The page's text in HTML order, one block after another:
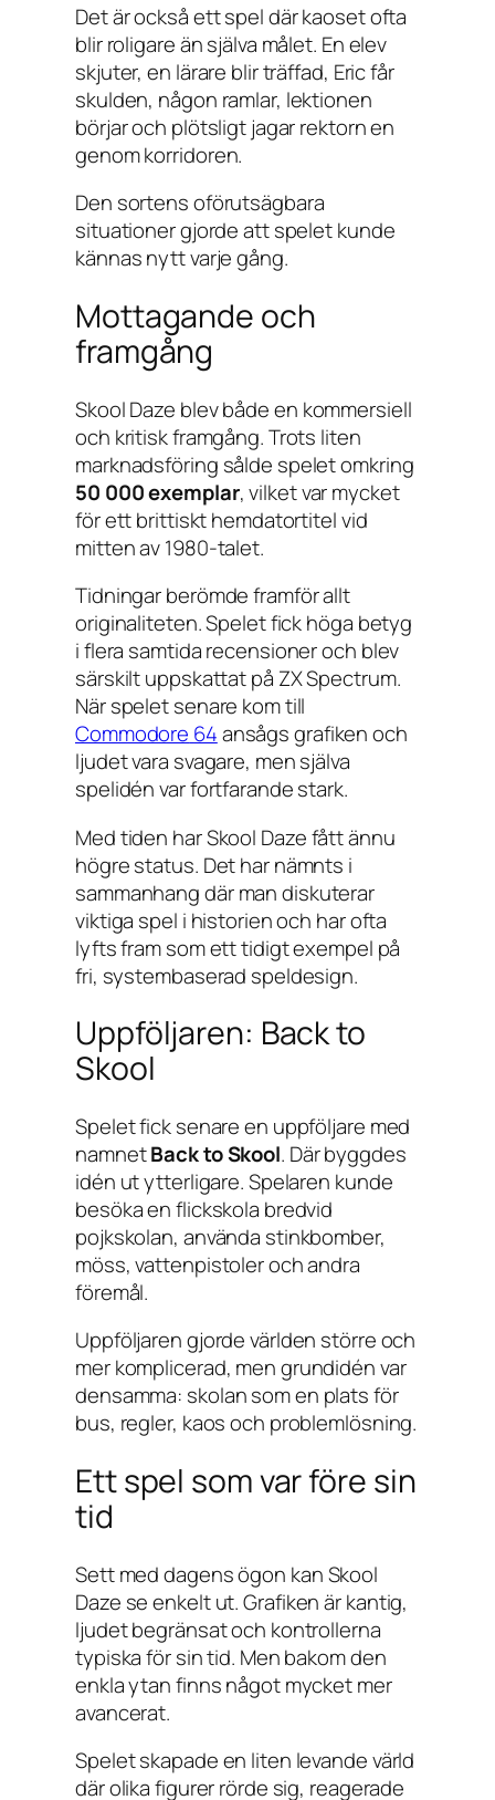
Det är också ett spel där kaoset ofta
blir roligare än själva målet. En elev
skjuter, en lärare blir träffad, Eric får
skulden, någon ramlar, lektionen
börjar och plötsligt jagar rektorn en
genom korridoren.
Den sortens oförutsägbara
situationer gjorde att spelet kunde
kännas nytt varje gång.
Mottagande och
framgång
Skool Daze blev både en kommersiell
och kritisk framgång. Trots liten
marknadsföring sålde spelet omkring
50 000 exemplar, vilket var mycket
för ett brittiskt hemdatortitel vid
mitten av 1980-talet.
Tidningar berömde framför allt
originaliteten. Spelet fick höga betyg
i flera samtida recensioner och blev
särskilt uppskattat på ZX Spectrum.
När spelet senare kom till
Commodore 64ansågs grafiken och
ljudet vara svagare, men själva
spelidén var fortfarande stark.
Med tiden harSkool Dazefått ännu
högre status. Det har nämnts i
sammanhang där man diskuterar
viktiga spel i historien och har ofta
lyfts fram som ett tidigt exempel på
fri, systembaserad speldesign.
Uppföljaren: Back to
Skool
Spelet fick senare en uppföljare med
namnetBack to Skool. Där byggdes
idén ut ytterligare. Spelaren kunde
besöka en flickskola bredvid
pojkskolan, använda stinkbomber,
möss, vattenpistoler och andra
föremål.
Uppföljaren gjorde världen större och
mer komplicerad, men grundidén var
densamma: skolan som en plats för
bus, regler, kaos och problemlösning.
Ett spel som var före sin
tid
Sett med dagens ögon kanSkool
Daze se enkelt ut. Grafiken är kantig,
ljudet begränsat och kontrollerna
typiska för sin tid. Men bakom den
enkla ytan finns något mycket mer
avancerat.
Spelet skapade en liten levande värld
där olika figurer rörde sig, reagerade